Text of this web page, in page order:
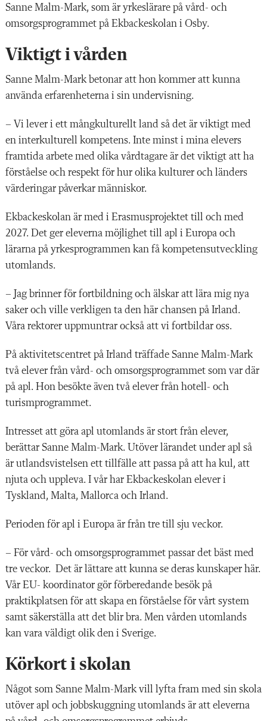
Sanne Malm-Mark, som är yrkeslärare på vård- och
omsorgsprogrammet på Ekbackeskolan i Osby.
Viktigt i vården
Sanne Malm-Mark betonar att hon kommer att kunna
använda erfarenheterna i sin undervisning.
– Vi lever i ett mångkulturellt land så det är viktigt med
en interkulturell kompetens. Inte minst i mina elevers
framtida arbete med olika vårdtagare är det viktigt att ha
förståelse och respekt för hur olika kulturer och länders
värderingar påverkar människor.
Ekbackeskolan är med i Erasmusprojektet till och med
2027. Det ger eleverna möjlighet till apl i Europa och
lärarna på yrkesprogrammen kan få kompetensutveckling
utomlands.
– Jag brinner för fortbildning och älskar att lära mig nya
saker och ville verkligen ta den här chansen på Irland.
Våra rektorer uppmuntrar också att vi fortbildar oss.
På aktivitetscentret på Irland träffade Sanne Malm-Mark
två elever från vård- och omsorgsprogrammet som var där
på apl. Hon besökte även två elever från hotell- och
turismprogrammet.
Intresset att göra apl utomlands är stort från elever,
berättar Sanne Malm-Mark. Utöver lärandet under apl så
är utlandsvistelsen ett tillfälle att passa på att ha kul, att
njuta och uppleva. I vår har Ekbackeskolan elever i
Tyskland, Malta, Mallorca och Irland.
Perioden för apl i Europa är från tre till sju veckor.
– För vård- och omsorgsprogrammet passar det bäst med
tre veckor. Det är lättare att kunna se deras kunskaper här.
Vår EU- koordinator gör förberedande besök på
praktikplatsen för att skapa en förståelse för vårt system
samt säkerställa att det blir bra. Men vården utomlands
kan vara väldigt olik den i Sverige.
Körkort i skolan
Något som Sanne Malm-Mark vill lyfta fram med sin skola
utöver apl och jobbskuggning utomlands är att eleverna